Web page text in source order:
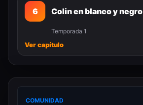
6 Colin en blanco y negro
Temporada 1
Ver capítulo
COMUNIDAD